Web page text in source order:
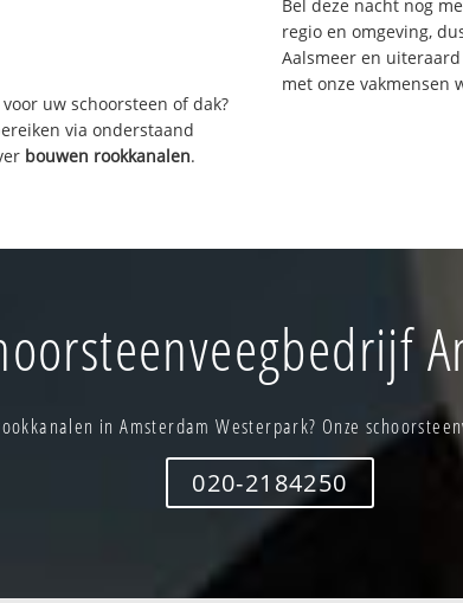
uw schoorsteen of dak?
via onderstaand
bouwen rookkanalen.
Bel deze nacht nog
regio en omgeving,
Aalsmeer en
met onze vakmensen
in Amsterdam Westerpark? Onze
020-2184250